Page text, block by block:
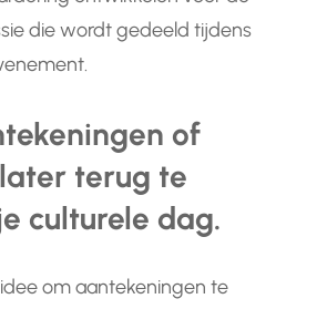
die wordt gedeeld tijdens
of
terug te
culturele dag.
om aantekeningen te